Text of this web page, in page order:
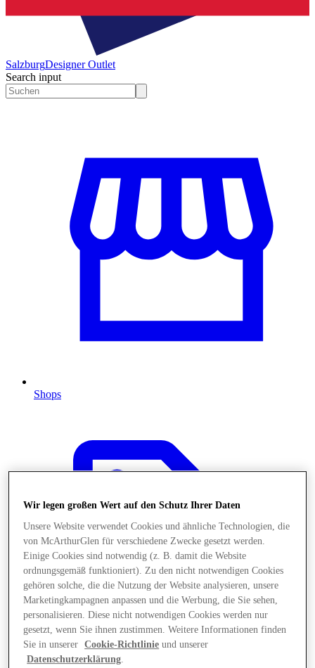
SalzburgDesigner Outlet
Search input
Shops
Wir legen großen Wert auf den Schutz Ihrer Daten
Unsere Website verwendet Cookies und ähnliche Technologien, die
von McArthurGlen für verschiedene Zwecke gesetzt werden.
Einige Cookies sind notwendig (z. B. damit die Website
ordnungsgemäß funktioniert). Zu den nicht notwendigen Cookies
gehören solche, die die Nutzung der Website analysieren, unsere
Marketingkampagnen anpassen und die Werbung, die Sie sehen,
personalisieren. Diese nicht notwendigen Cookies werden nur
gesetzt, wenn Sie ihnen zustimmen. Weitere Informationen finden
Sie in unserer
Cookie-Richtlinie und unserer
Datenschutzerklärung